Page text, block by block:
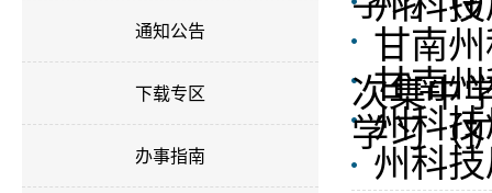
通知公告
下载专区
办事指南
甘南
次集中
甘南
学习（
州科
州科